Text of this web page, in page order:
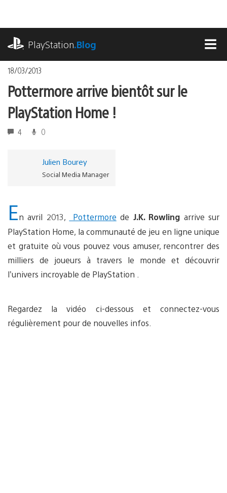
contenu
PlayStation.Blog
18/03/2013
Pottermore arrive bientôt sur le
PlayStation Home !
4 0
Julien Bourey
Social Media Manager
En avril 2013, Pottermore de J.K. Rowling arrive sur
PlayStation Home, la communauté de jeu en ligne unique
et gratuite où vous pouvez vous amuser, rencontrer des
milliers de joueurs à travers le monde et découvrir
l’univers incroyable de PlayStation .
Regardez la vidéo ci-dessous et connectez-vous
régulièrement pour de nouvelles infos.